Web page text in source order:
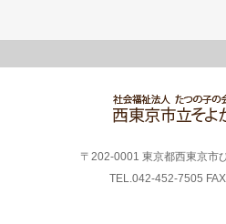
〒202-0001 東京都西東京市
TEL.042-452-7505